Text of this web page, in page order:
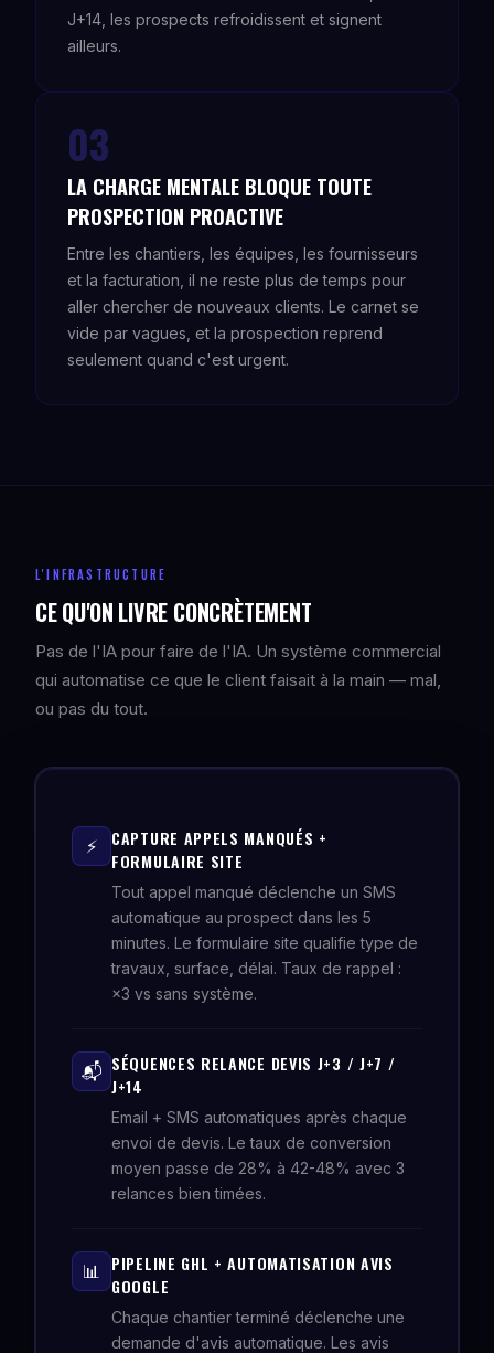
J+14, les prospects refroidissent et signent
ailleurs.
03
LA CHARGE MENTALE BLOQUE TOUTE
PROSPECTION PROACTIVE
Entre les chantiers, les équipes, les fournisseurs
et la facturation, il ne reste plus de temps pour
aller chercher de nouveaux clients. Le carnet se
vide par vagues, et la prospection reprend
seulement quand c'est urgent.
L'INFRASTRUCTURE
CE QU'ON LIVRE CONCRÈTEMENT
Pas de l'IA pour faire de l'IA. Un système commercial
qui automatise ce que le client faisait à la main — mal,
ou pas du tout.
⚡
CAPTURE APPELS MANQUÉS +
FORMULAIRE SITE
Tout appel manqué déclenche un SMS
automatique au prospect dans les 5
minutes. Le formulaire site qualifie type de
travaux, surface, délai. Taux de rappel :
×3 vs sans système.
📬 SÉQUENCES RELANCE DEVIS J+3 / J+7 /
J+14
Email + SMS automatiques après chaque
envoi de devis. Le taux de conversion
moyen passe de 28% à 42-48% avec 3
relances bien timées.
📊 PIPELINE GHL + AUTOMATISATION AVIS
GOOGLE
Chaque chantier terminé déclenche une
demande d'avis automatique. Les avis